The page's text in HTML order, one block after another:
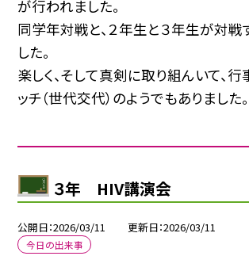
が行われました。
同学年対戦と、２年生と３年生が対戦
した。
楽しく、そして真剣に取り組んいて、
ッチ（世代交代）のようでもありました。
３年 HIV講演会
公開日 2026/03/11 更新日 2026/03/11
今日の出来事